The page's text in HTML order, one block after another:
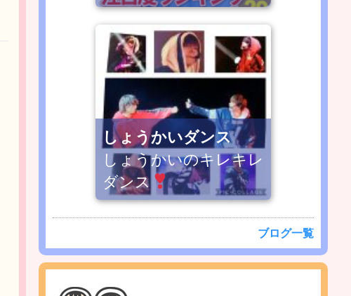
しょうかいダンス
しょうかいのキレキレ
ダンス
ブログ一覧